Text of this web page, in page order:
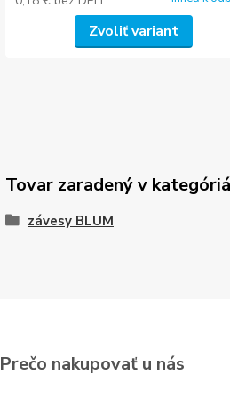
Zvoliť variant
Tovar zaradený v
závesy BLUM
Prečo nakupovať u nás